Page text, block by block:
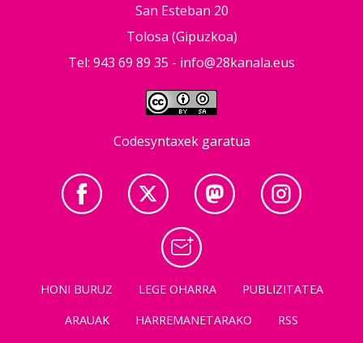
San Esteban 20
Tolosa (Gipuzkoa)
Tel: 943 69 89 35 - info@28kanala.eus
Codesyntaxek garatua
HONI BURUZ LEGE OHARRA
PUBLIZITATEA
ARAUAK
HARREMANETARAKO RSS